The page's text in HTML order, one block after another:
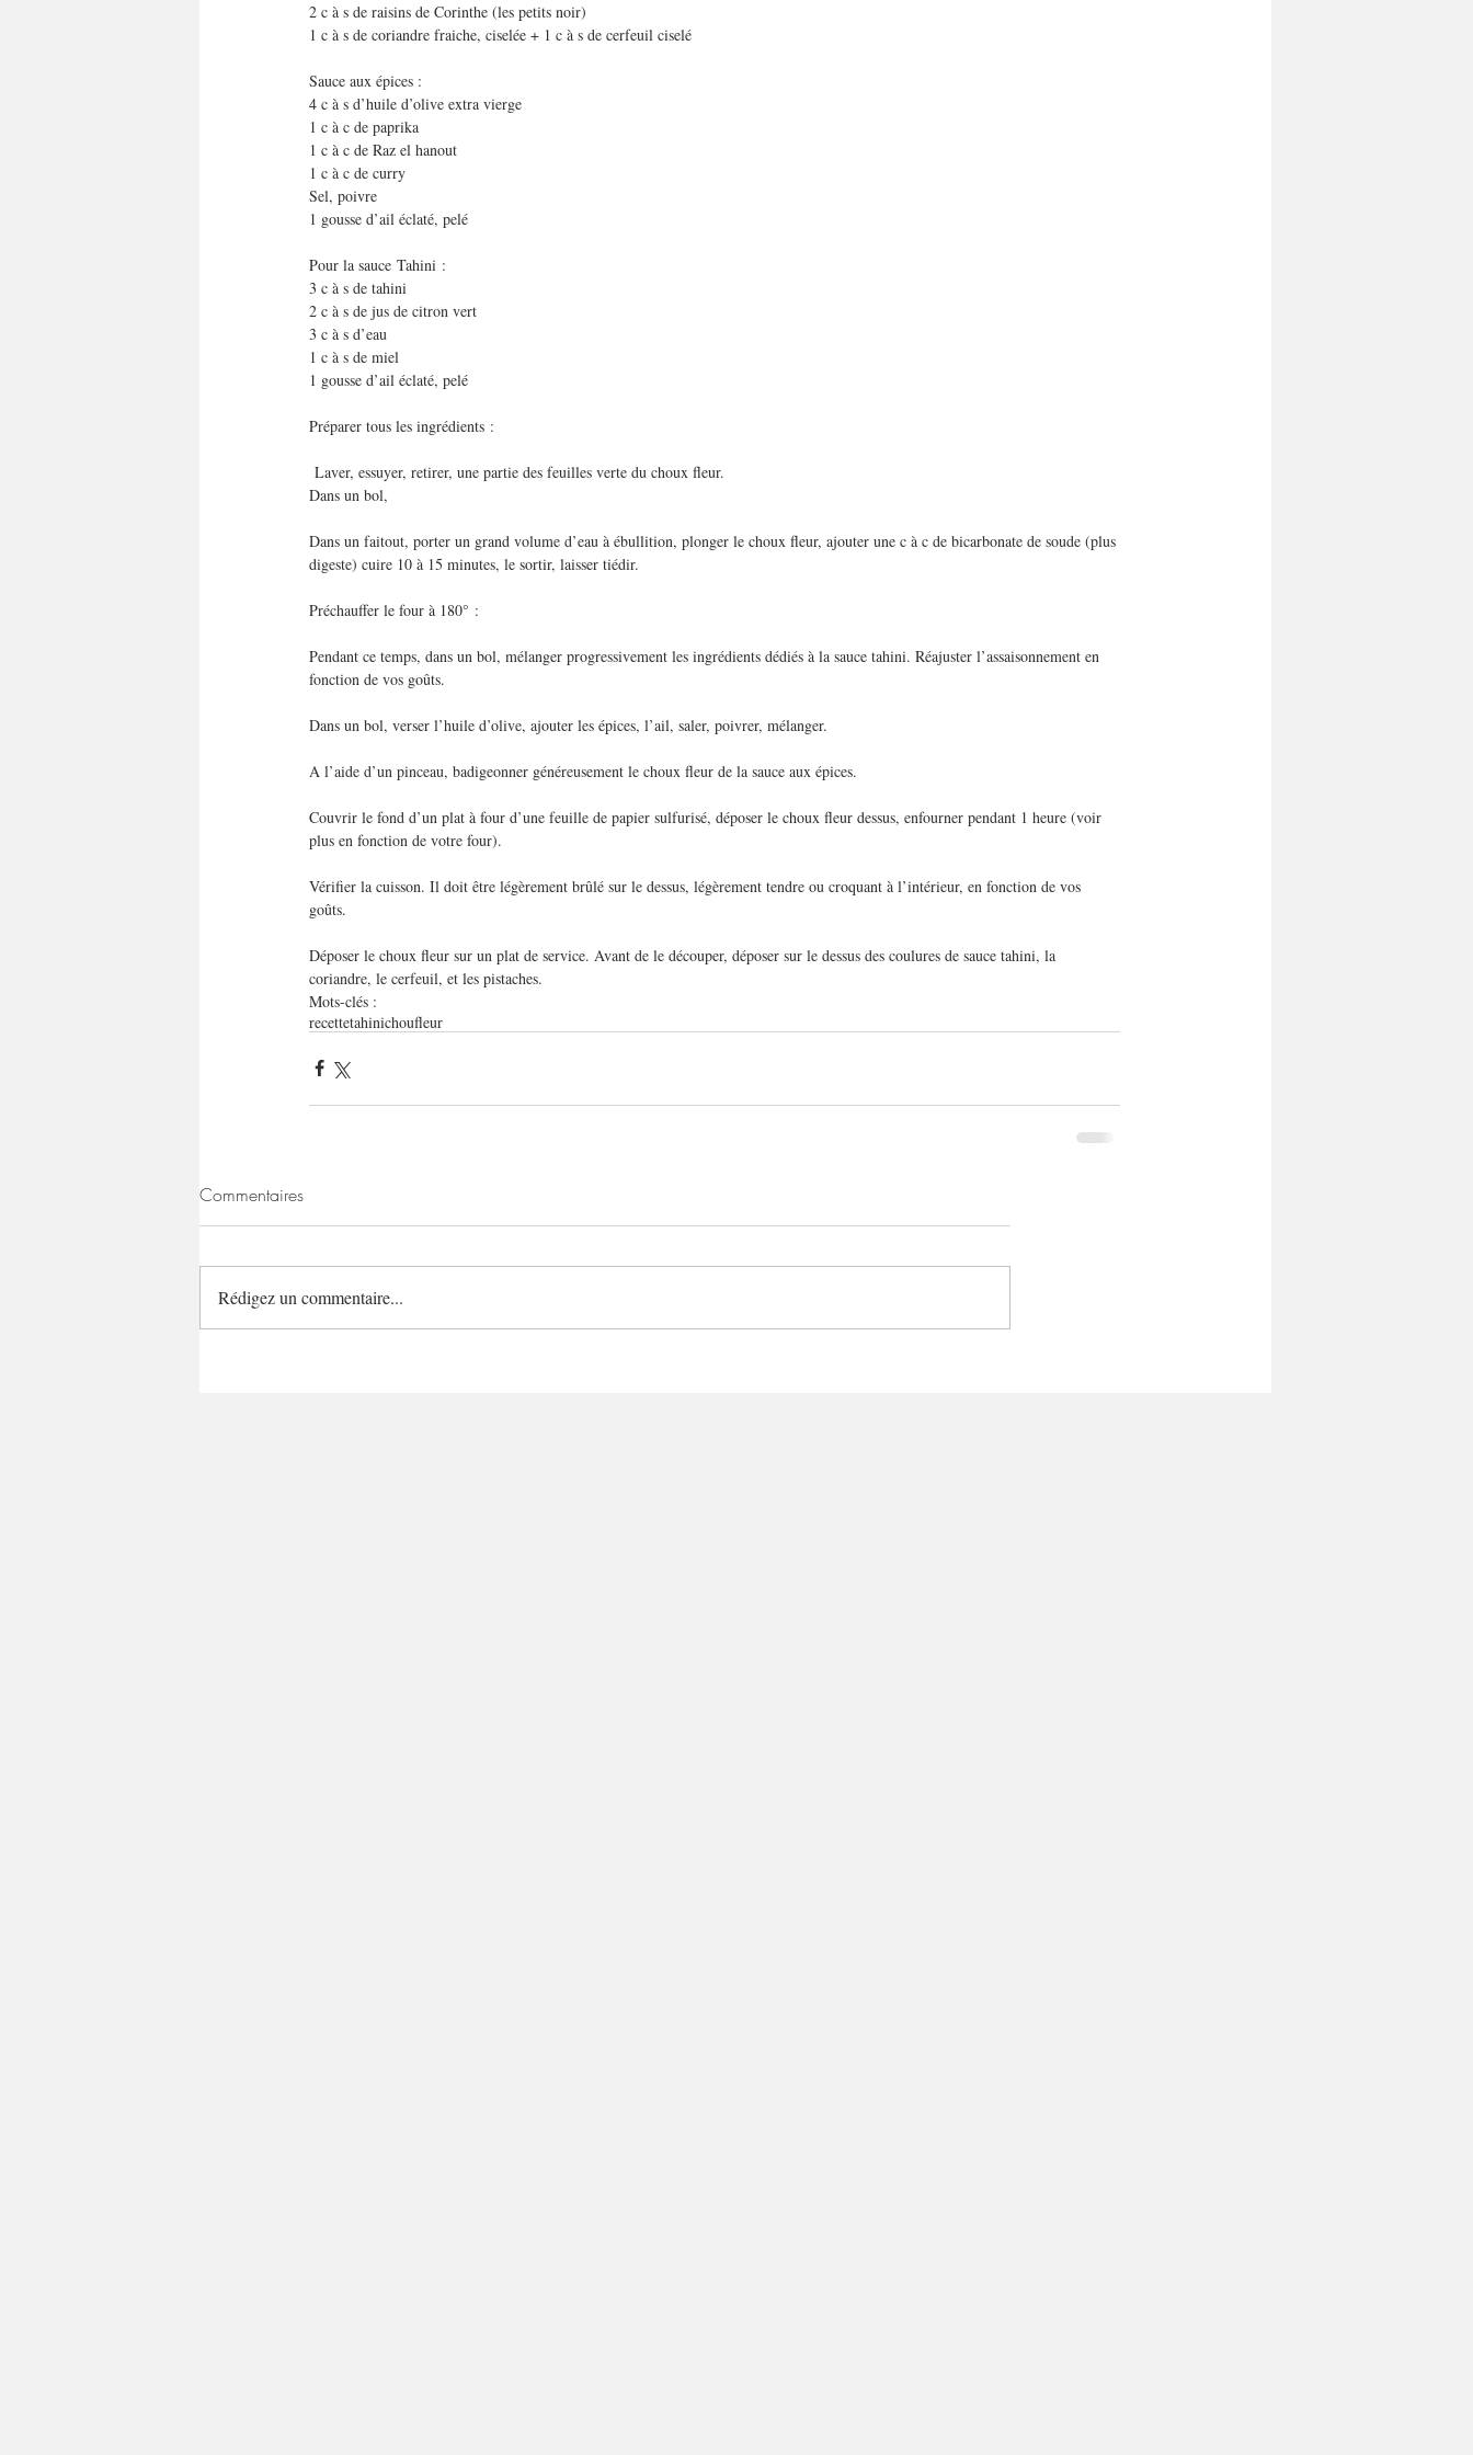
2 c à s de raisins de Corinthe (les petits noir)
1 c à s de coriandre fraiche, ciselée + 1 c à s de cerfeuil ciselé
Sauce aux épices :
4 c à s d’huile d’olive extra vierge
1 c à c de paprika
1 c à c de Raz el hanout
1 c à c de curry
Sel, poivre
1 gousse d’ail éclaté, pelé
Pour la sauce Tahini :
3 c à s de tahini
2 c à s de jus de citron vert
3 c à s d’eau
1 c à s de miel
1 gousse d’ail éclaté, pelé
Préparer tous les ingrédients :
Laver, essuyer, retirer, une partie des feuilles verte du choux fleur.
Dans un bol,
Dans un faitout, porter un grand volume d’eau à ébullition, plonger le choux fleur, ajouter une c à c de bicarbonate de soude (plus
digeste) cuire 10 à 15 minutes, le sortir, laisser tiédir.
Préchauffer le four à 180° :
Pendant ce temps, dans un bol, mélanger progressivement les ingrédients dédiés à la sauce tahini. Réajuster l’assaisonnement en
fonction de vos goûts.
Dans un bol, verser l’huile d’olive, ajouter les épices, l’ail, saler, poivrer, mélanger.
A l’aide d’un pinceau, badigeonner généreusement le choux fleur de la sauce aux épices.
Couvrir le fond d’un plat à four d’une feuille de papier sulfurisé, déposer le choux fleur dessus, enfourner pendant 1 heure (voir
plus en fonction de votre four).
Vérifier la cuisson. Il doit être légèrement brûlé sur le dessus, légèrement tendre ou croquant à l’intérieur, en fonction de vos
goûts.
Déposer le choux fleur sur un plat de service. Avant de le découper, déposer sur le dessus des coulures de sauce tahini, la
coriandre, le cerfeuil, et les pistaches.
Mots-clés :
recettetahinichoufleur
Commentaires
Rédigez un commentaire...